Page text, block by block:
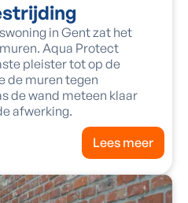
in Gent zat het
Aqua Protect
pleister tot op de
de muren tegen
de wand meteen klaar
afwerking.
Lees meer